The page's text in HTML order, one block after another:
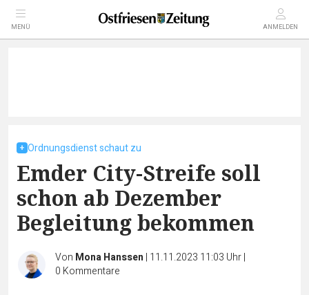
MENÜ ANMELDEN
Ordnungsdienst schaut zu
Emder City-Streife soll
schon ab Dezember
Begleitung bekommen
Von Mona Hanssen | 11.11.2023 11:03 Uhr|
0 Kommentare